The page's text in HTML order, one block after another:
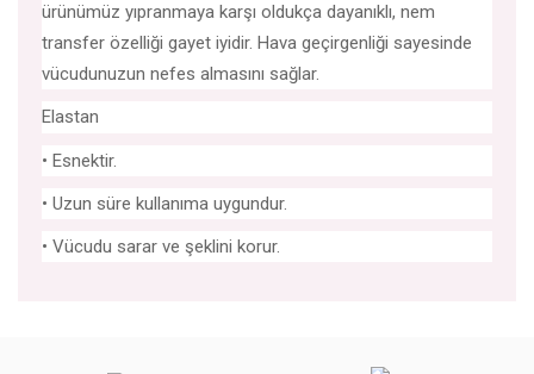
ürünümüz yıpranmaya karşı oldukça dayanıklı, nem
transfer özelliği gayet iyidir. Hava geçirgenliği sayesinde
vücudunuzun nefes almasını sağlar.
Elastan
• Esnektir.
• Uzun süre kullanıma uygundur.
• Vücudu sarar ve şeklini korur.